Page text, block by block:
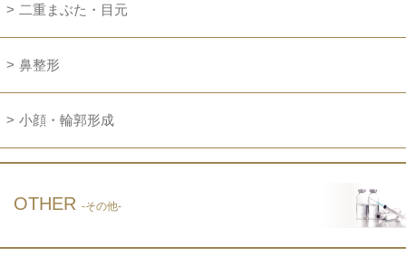
二重まぶた・目元
鼻整形
小顔・輪郭形成
OTHER -その他-